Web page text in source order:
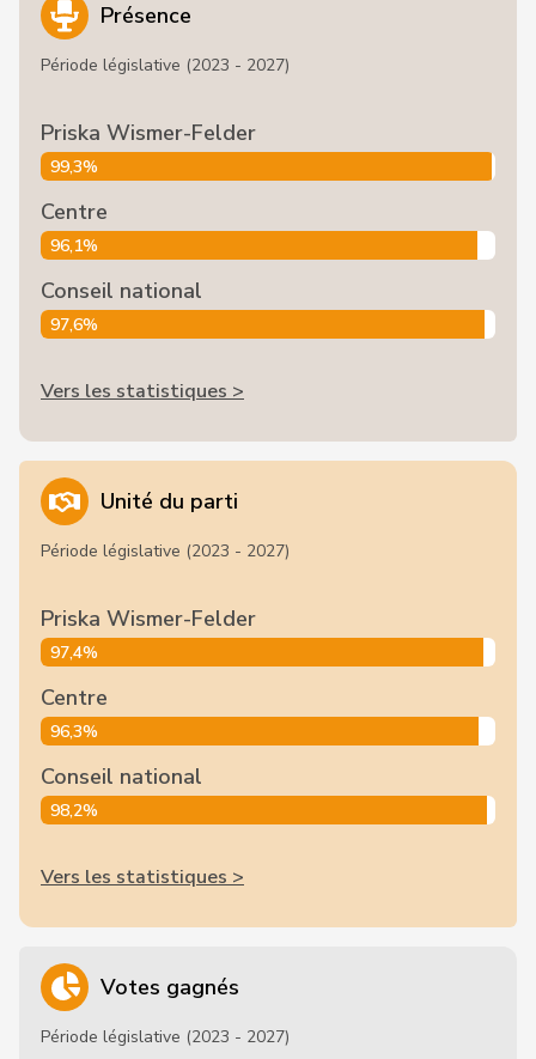
Présence
Période législative (2023 - 2027)
Priska Wismer-Felder
99,3%
Centre
96,1%
Conseil national
97,6%
Vers les statistiques >
Unité du parti
Période législative (2023 - 2027)
Priska Wismer-Felder
97,4%
Centre
96,3%
Conseil national
98,2%
Vers les statistiques >
Votes gagnés
Période législative (2023 - 2027)